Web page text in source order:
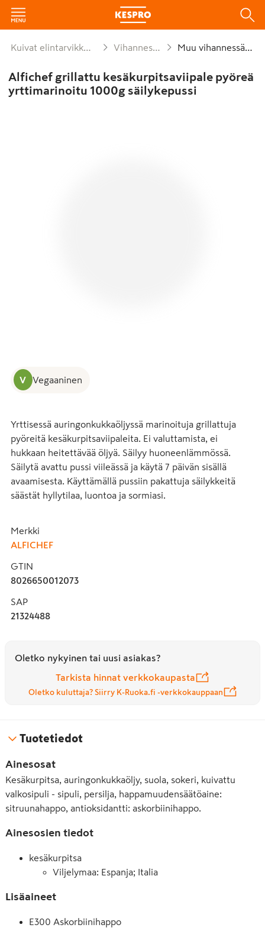
Kuivat elintarvikkeet ja säilykkeet Vihannessäilykkeet Muu vihannessäilyke
Alfichef grillattu kesäkurpitsaviipale pyöreä
yrttimarinoitu 1000g säilykepussi
V Vegaaninen
Yrttisessä auringonkukkaöljyssä marinoituja grillattuja
pyöreitä kesäkurpitsaviipaleita. Ei valuttamista, ei
hukkaan heitettävää öljyä. Säilyy huoneenlämmössä.
Säilytä avattu pussi viileässä ja käytä 7 päivän sisällä
avaamisesta. Käyttämällä pussiin pakattuja säilykkeitä
säästät hyllytilaa, luontoa ja sormiasi.
Merkki
ALFICHEF
GTIN
8026650012073
SAP
21324488
Oletko nykyinen tai uusi asiakas?
Tarkista hinnat verkkokaupasta
Oletko kuluttaja? Siirry K-Ruoka.fi -verkkokauppaan
Tuotetiedot
Ainesosat
Kesäkurpitsa, auringonkukkaöljy, suola, sokeri, kuivattu
valkosipuli - sipuli, persilja, happamuudensäätöaine:
sitruunahappo, antioksidantti: askorbiinihappo.
Ainesosien tiedot
kesäkurpitsa
Viljelymaa: Espanja; Italia
Lisäaineet
E300 Askorbiinihappo